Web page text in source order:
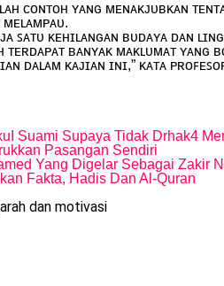
ᴄᴏɴᴛᴏʜ ʏᴀɴɢ ᴍᴇɴᴀᴋᴊᴜʙᴋᴀɴ
ᴍᴇʟᴀᴍᴘᴀᴜ.
ᴋᴇʜɪʟᴀɴɢᴀɴ ʙᴜᴅᴀʏᴀ ᴅᴀɴ
ʙᴀɴʏᴀᴋ ᴍᴀᴋʟᴜᴍᴀᴛ ʏᴀɴɢ
ᴅᴀʟᴀᴍ ᴋᴀᴊɪᴀɴ ɪɴɪ,” ᴋᴀᴛᴀ
Suami Supaya Tidak Drhak4
Pasangan Sendiri
Yang Digelar Sebagai Zakir
Fakta, Hadis Dan Al-Quran
dan motivasi